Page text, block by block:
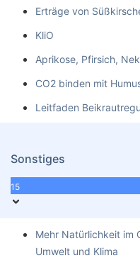
Erträge von
KliO
Aprikose, Pfirsich,
CO2 binden mit
Leitfaden
Sonstiges
15
Mehr Natürlichkeit im
Umwelt und Klima